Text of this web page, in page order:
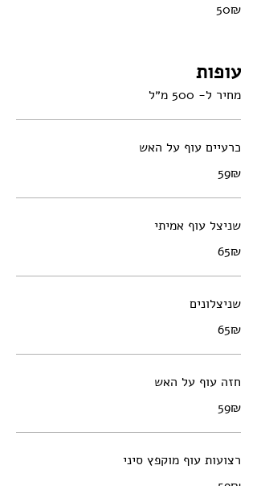
‏50 ‏₪
עופות
מחיר ל- 500 מ״ל
כרעיים עוף על האש
‏59 ‏₪
שניצל עוף אמיתי
‏65 ‏₪
שניצלונים
‏65 ‏₪
חזה עוף על האש
‏59 ‏₪
רצועות עוף מוקפץ סיני